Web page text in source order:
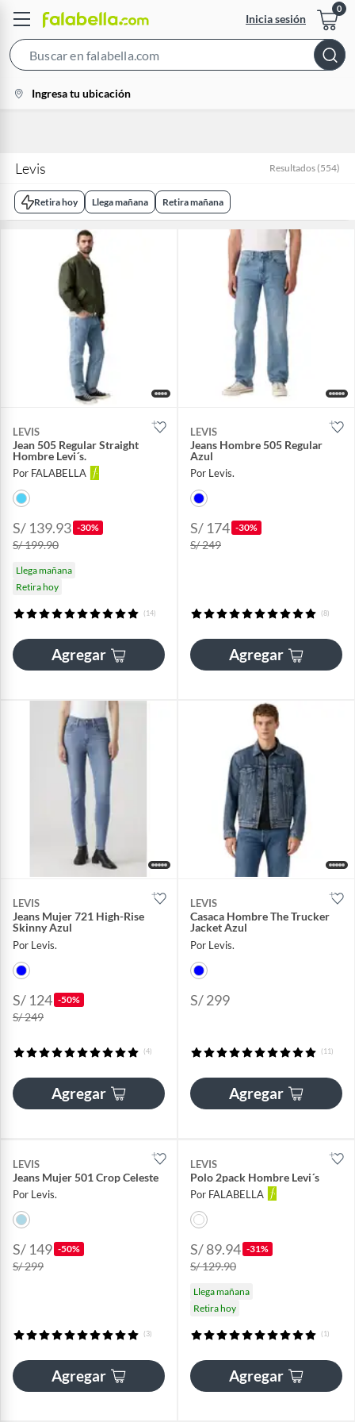
Inicia sesión
Bar
location-
icon
Ingresa tu ubicación
Levis Resultados (554)
Retira hoy Llega mañana Retira mañana
LEVIS
Jean 505 Regular Straight
Hombre Levi´s.
Por FALABELLA
S/ 139.93 -30%
S/ 199.90
Llega mañana
Retira hoy
(14)
Agregar
LEVIS
Jeans Hombre 505 Regular
Azul
Por Levis.
S/ 174 -30%
S/ 249
(8)
Agregar
LEVIS
Jeans Mujer 721 High-Rise
Skinny Azul
Por Levis.
S/ 124 -50%
S/ 249
(4)
Agregar
LEVIS
Casaca Hombre The Trucker
Jacket Azul
Por Levis.
S/ 299
(11)
Agregar
LEVIS
Jeans Mujer 501 Crop Celeste
Por Levis.
S/ 149 -50%
S/ 299
(3)
Agregar
LEVIS
Polo 2pack Hombre Levi´s
Por FALABELLA
S/ 89.94 -31%
S/ 129.90
Llega mañana
Retira hoy
(1)
Agregar